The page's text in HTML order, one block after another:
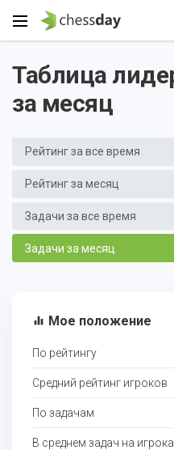
Таблица
за месяц
Рейтинг за все время
Рейтинг за месяц
Задачи за все время
Задачи за месяц
equalizer Мое положение
По рейтингу
Средний рейтинг игроков
По задачам
В среднем задач на игрока